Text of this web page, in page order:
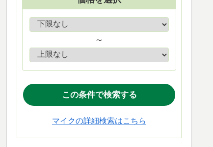
～
マイクの詳細検索はこちら